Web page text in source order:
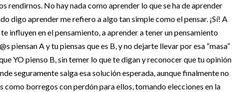
rendirnos. No hay nada como aprender lo que se ha de aprender
digo aprender me refiero a algo tan simple como el pensar. ¡Sí! A
influyen en el pensamiento, a aprender a tener un pensamiento
piensan A y tu piensas que es B, y no dejarte llevar por esa “masa”
YO pienso B, sin temer lo que te digan y reconocer que tu opinión
seguramente salga esa solución esperada, aunque finalmente no
como borregos con perdón para ellos, tomando elecciones en la